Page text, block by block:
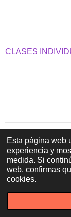
Esta página web
experiencia y
medida. Si
web, confirmas
cookies.
CLASES
© 2023 - 2026
moito máis
Con la tecnología de